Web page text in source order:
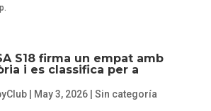
S18 firma un empat amb
i es classifica per a
| May 3, 2026| Sin categoría